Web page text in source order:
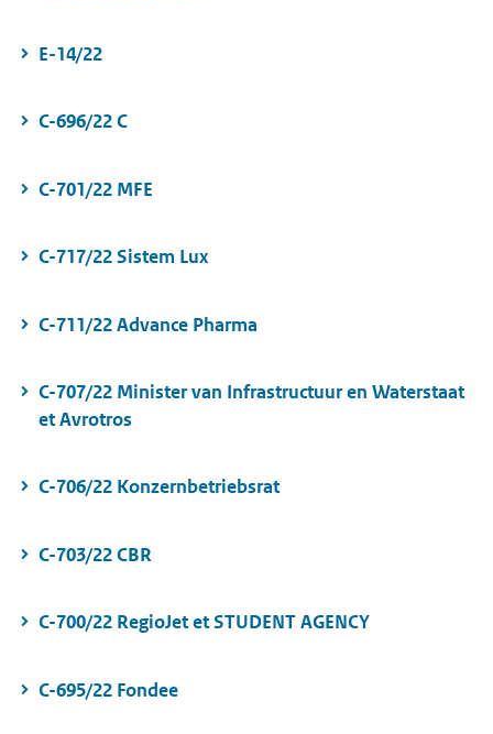
E-14/22
C-696/22 C
C-701/22 MFE
C-717/22 Sistem Lux
C-711/22 Advance Pharma
C-707/22 Minister van Infrastructuur en Waterstaat
et Avrotros
C-706/22 Konzernbetriebsrat
C-703/22 CBR
C-700/22 RegioJet et STUDENT AGENCY
C-695/22 Fondee